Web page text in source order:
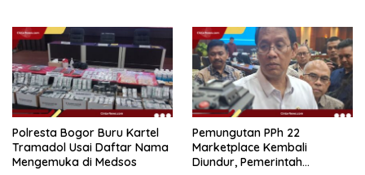
Polresta Bogor Buru Kartel
Tramadol Usai Daftar Nama
Mengemuka di Medsos
Pemungutan PPh 22
Marketplace Kembali
Diundur, Pemerintah